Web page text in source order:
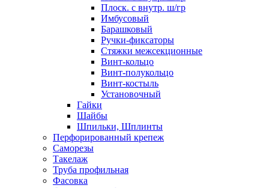
Плоск. с внутр. ш/гр
Имбусовый
Барашковый
Ручки-фиксаторы
Стяжки межсекционные
Винт-кольцо
Винт-полукольцо
Винт-костыль
Установочный
Гайки
Шайбы
Шпильки, Шплинты
Перфорированный крепеж
Саморезы
Такелаж
Труба профильная
Фасовка